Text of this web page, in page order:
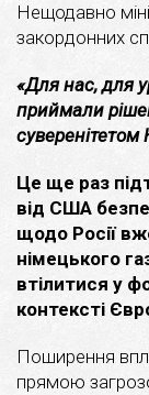
Нещодавно
закордонних
«Для нас, для
приймали
Це ще раз
від США
щодо Росії
німецького
втілитися у
контексті
Поширення
прямою